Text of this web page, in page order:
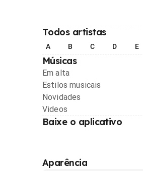
Todos artistas
A B C D E
Músicas
Em alta
Estilos musicais
Novidades
Videos
Baixe o aplicativo
Aparência